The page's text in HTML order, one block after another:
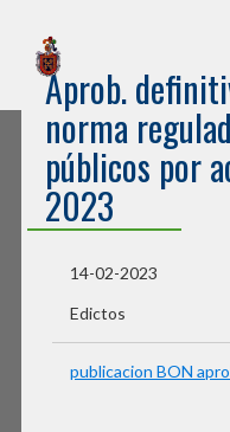
Aprob.
norma
públicos por
2023
14-02-2023
Edictos
publicacion BON